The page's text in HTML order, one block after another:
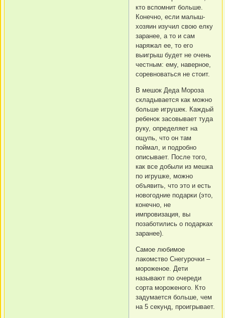
кто вспомнит больше.
Конечно, если малыш-
хозяин изучил свою елку
заранее, а то и сам
наряжал ее, то его
выигрыш будет не очень
честным: ему, наверное,
соревноваться не стоит.
В мешок Деда Мороза
складывается как можно
больше игрушек. Каждый
ребенок засовывает туда
руку, определяет на
ощупь, что он там
поймал, и подробно
описывает. После того,
как все добыли из мешка
по игрушке, можно
объявить, что это и есть
новогодние подарки (это,
конечно, не
импровизация, вы
позаботились о подарках
заранее).
Самое любимое
лакомство Снегурочки –
мороженое. Дети
называют по очереди
сорта мороженого. Кто
задумается больше, чем
на 5 секунд, проигрывает.